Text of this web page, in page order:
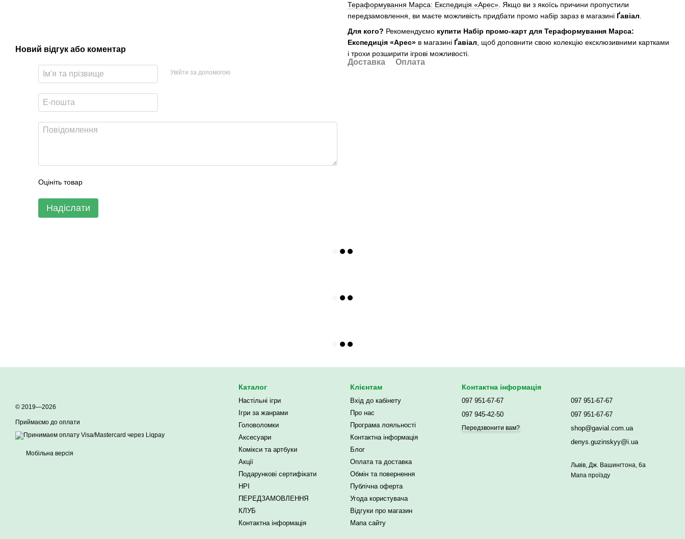
Новий відгук або коментар
Увійти за допомогою
Оцініть товар
Надіслати
Тераформування Марса: Експедиція «Арес» . Якщо ви з якоїсь причини пропустили
передзамовлення, ви маєте можливість придбати промо набір зараз в магазині Ґавіал
Для кого? Рекомендуємо купити Набір промо-карт для Тераформування Марса:
Експедиція «Арес» в магазині Ґавіал, щоб доповнити свою колекцію ексклюзивними картками
і трохи розширити ігрові можливості.
Доставка Оплата
© 2019—2026
Приймаємо до оплати
Мобільна версія
Каталог
Настільні ігри
Ігри за жанрами
Головоломки
Аксесуари
Комікси та артбуки
Акції
Подарункові сертифікати
НРІ
ПЕРЕДЗАМОВЛЕННЯ
КЛУБ
Контактна інформація
Клієнтам
Вхід до кабінету
Про нас
Програма лояльності
Контактна інформація
Блог
Оплата та доставка
Обмін та повернення
Публічна оферта
Угода користувача
Відгуки про магазин
Мапа сайту
Контактна інформація
097 951-67-67
097 945-42-50
Передзвонити вам?
097 951-67-67
097 951-67-67
shop@gavial.com.ua
denys.guzinskyy@i.ua
Львів, Дж. Вашингтона, 6а
Мапа проїзду